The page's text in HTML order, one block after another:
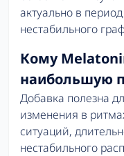
актуально в
нестабильного
Кому
наибольшую
Добавка полезна
изменения в
ситуаций,
нестабильного